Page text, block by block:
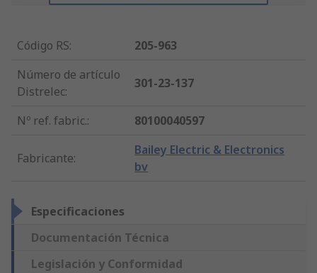
Código RS:
205-963
Número de artículo
Distrelec:
301-23-137
Nº ref. fabric.: 80100040597
Fabricante:
Bailey Electric & Electronics
bv
Especificaciones
Documentación Técnica
Legislación y Conformidad